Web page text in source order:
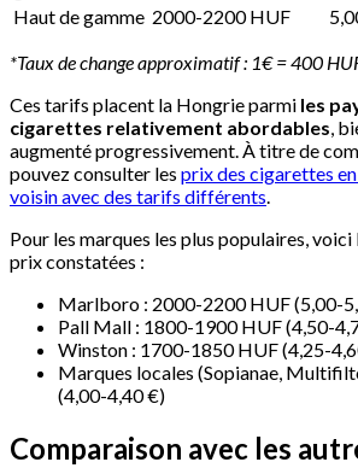
Haut de gamme 2000-2200 HUF
*Taux de change approximatif : 1€ = 400
Ces tarifs placent la Hongrie parmi les
cigarettes relativement abordables ,
augmenté progressivement. À titre de
pouvez consulter les prix des cigarettes
voisin avec des tarifs différents
Pour les marques les plus populaires,
prix constatées :
Marlboro : 2000-2200 HUF (5,00-
Pall Mall : 1800-1900 HUF (4,50-
Winston : 1700-1850 HUF (4,25-
Marques locales (Sopianae,
(4,00-4,40 €)
Comparaison avec les